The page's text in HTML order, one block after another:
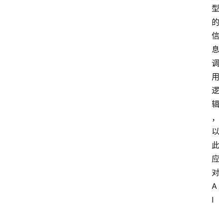
型
的
信
息
调
用
逻
辑
，
以
此
应
对
A
I